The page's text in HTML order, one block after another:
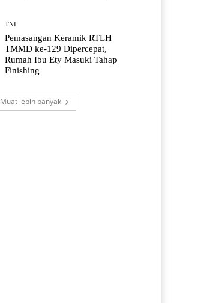
TNI
Pemasangan Keramik RTLH
TMMD ke-129 Dipercepat,
Rumah Ibu Ety Masuki Tahap
Finishing
Muat lebih banyak